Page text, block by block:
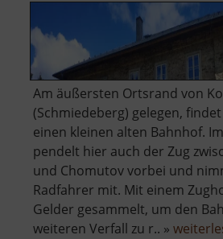
Am äußersten Ortsrand von
(Schmiedeberg) gelegen,
einen kleinen alten Bahnhof.
pendelt hier auch der Zug
und Chomutov vorbei und
Radfahrer mit. Mit einem
Gelder gesammelt, um den
weiteren Verfall zu r.. »